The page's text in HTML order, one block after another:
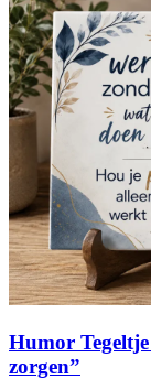
Humor
zorgen”